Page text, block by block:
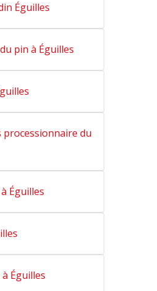
Éguilles
pin à Éguilles
processionnaire du
Éguilles
Éguilles